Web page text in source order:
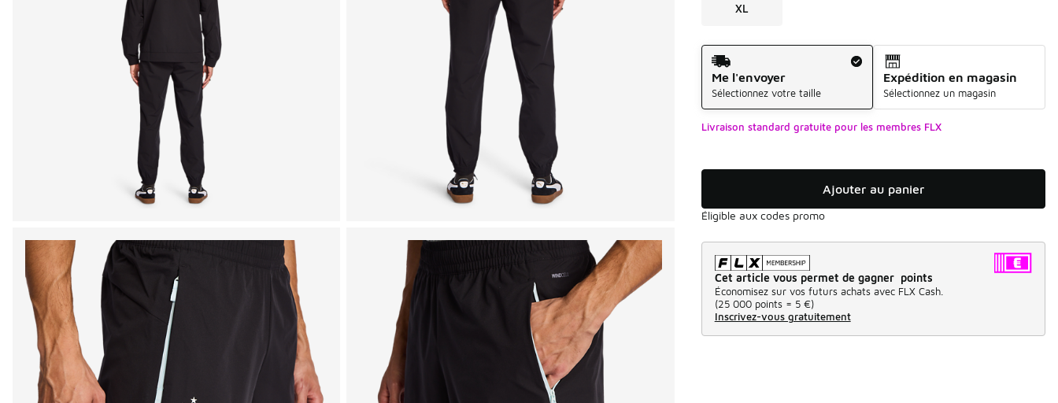
XL
Mode d'expédition
Me l'envoyer
Sélectionnez votre taille
Expédition en magasin
Sélectionnez un magasin
Livraison standard gratuite pour les membres FLX
Ajouter au panier
Éligible aux codes promo
Cet article vous permet de gagner points
Économisez sur vos futurs achats avec FLX Cash.
(25 000 points = 5 €)
Inscrivez-vous gratuitement